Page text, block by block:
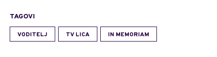
TAGOVI
VODITELJ TV LICA IN MEMORIAM